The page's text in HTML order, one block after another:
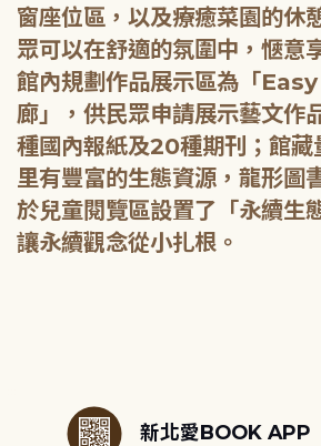
窗座位區，以及療癒菜園的休
眾可以在舒適的氛圍中，愜意
館內規劃作品展示區為「
廊」，供民眾申請展示藝文作
種國內報紙及20種期刊；館藏
里有豐富的生態資源，龍形圖
於兒童閱覽區設置了「永續生
新北愛BOOK APP